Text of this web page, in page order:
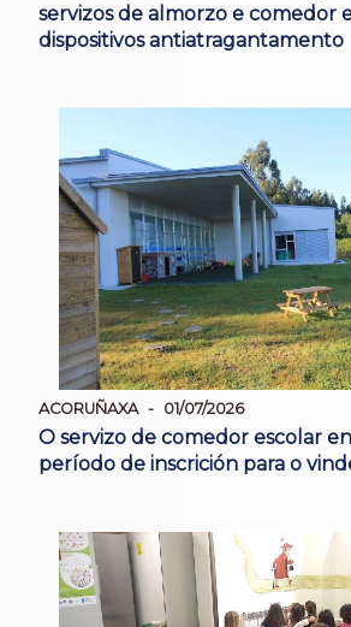
servizos de almorzo e comedor
dispositivos antiatragantamento
ACORUÑAXA 01/07/2026
O servizo de comedor escolar
período de inscrición para o